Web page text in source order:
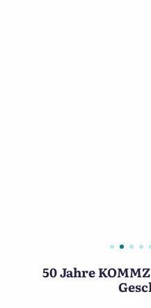
50 Jahre